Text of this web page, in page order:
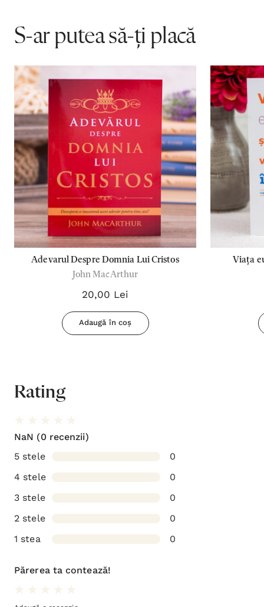
S-ar putea să-ți placă
Adevarul Despre Domnia Lui Cristos
John MacArthur
20,00 Lei
Adaugă în coș
Viața
Rating
NaN (0 recenzii)
5 stele
0
4 stele
0
3 stele
0
2 stele
0
1 stea
0
Părerea ta contează!